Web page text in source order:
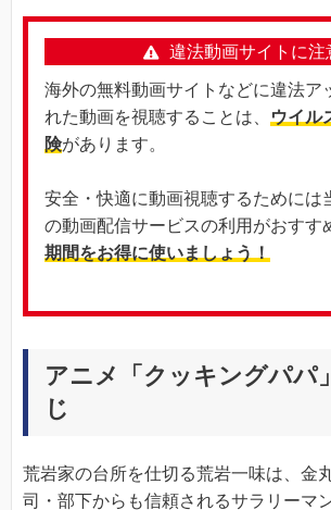
違法動画サイトに注
海外の無料動画サイトなどに違法ア
れた動画を視聴することは、
ウイル
険があります。
安全・快適に動画視聴するためには
の動画配信サービスの利用がおすす
期間をお得に使いましょう！
アニメ「クッキングパパ
じ
荒岩家の台所を仕切る荒岩一味は、金
司・部下からも信頼されるサラリーマ